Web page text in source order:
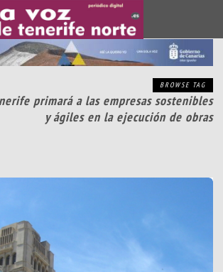
BROWSE TAG
primará a las empresas sostenibles
y ágiles en la ejecución de obras